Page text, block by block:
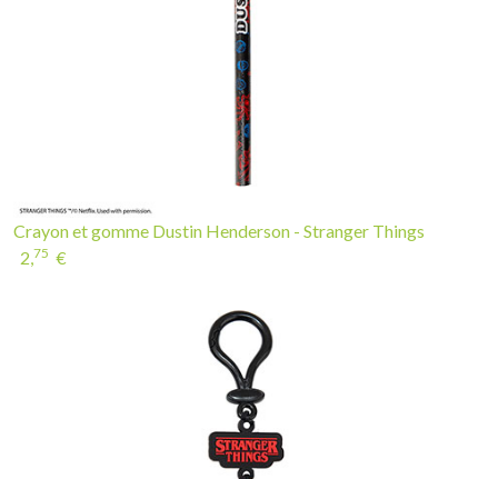
Crayon et gomme Dustin Henderson - Stranger Things
2,75 €